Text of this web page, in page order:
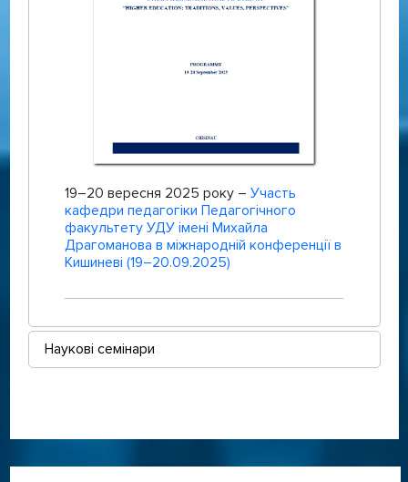
19–20 вересня 2025 року – Участь
кафедри педагогіки Педагогічного
факультету УДУ імені Михайла
Драгоманова в міжнародній конференції в
Кишиневі (19–20.09.2025)
Наукові семінари